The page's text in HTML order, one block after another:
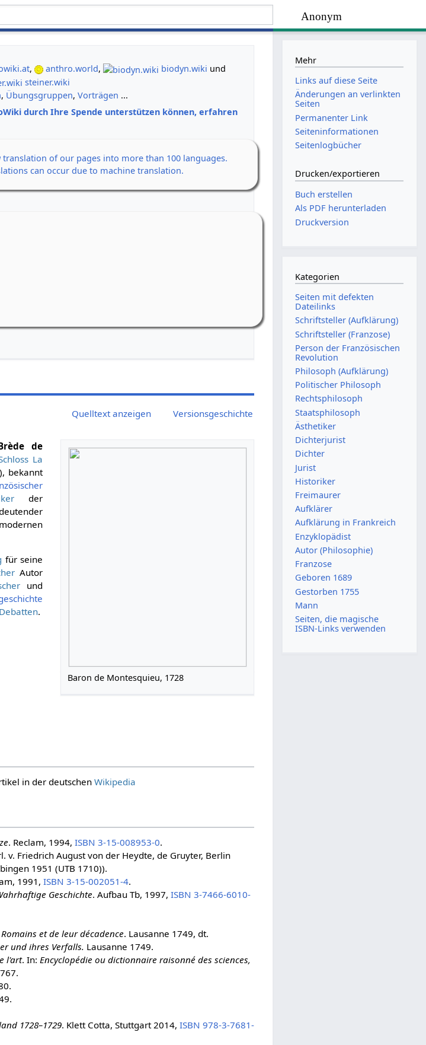
Anonym
, anthro.world, biodyn.wiki und
steiner.wiki
, Übungsgruppen,Vorträgen ...
durch Ihre Spende unterstützen können, erfahren
translation of our pages into more than 100 languages.
can occur due to machine translation.
Quelltext anzeigen Versionsgeschichte
Baron de Montesquieu, 1728
de
La
), bekannt
der
für seine
Autor
und
Debatten.
in der deutschenWikipedia
. Reclam, 1994, ISBN 3-15-008953-0.
v. Friedrich August von der Heydte, de Gruyter, Berlin
1951 (UTB 1710)).
1991, ISBN 3-15-002051-4.
Geschichte. Aufbau Tb, 1997, ISBN 3-7466-6010-
et de leur décadence. Lausanne 1749, dt.
und ihres Verfalls. Lausanne 1749.
l'art. In: Encyclopédie ou dictionnaire raisonné des sciences,
1728–1729. Klett Cotta, Stuttgart 2014, ISBN 978-3-7681-
Mehr
Links auf diese Seite
Änderungen an verlinkten
Seiten
Permanenter Link
Seiten­­informationen
Seitenlogbücher
Drucken/­exportieren
Buch erstellen
Als PDF herunterladen
Druckversion
Kategorien
Seiten mit defekten
Dateilinks
Schriftsteller (Aufklärung)
Schriftsteller (Franzose)
Person der Französischen
Revolution
Philosoph (Aufklärung)
Politischer Philosoph
Rechtsphilosoph
Staatsphilosoph
Ästhetiker
Dichterjurist
Dichter
Jurist
Historiker
Freimaurer
Aufklärer
Aufklärung in Frankreich
Enzyklopädist
Autor (Philosophie)
Franzose
Geboren 1689
Gestorben 1755
Mann
Seiten, die magische
ISBN-Links verwenden